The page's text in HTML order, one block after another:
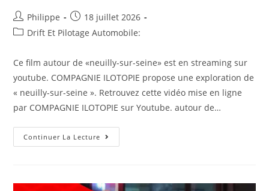
Auteur/autrice
de
Philippe
Post
published:
18 juillet 2026
PostDrift Et Pilotage Automobile:
Ce film autour de «neuilly-sur-seine» est en streaming sur
youtube. COMPAGNIE ILOTOPIE propose une exploration de
« neuilly-sur-seine ». Retrouvez cette vidéo mise en ligne
par COMPAGNIE ILOTOPIE sur Youtube. autour de…
Continuer La Lecture (neuilly-
Sur-
NEUILLY